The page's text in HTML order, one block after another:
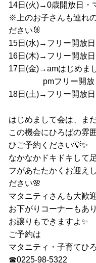
14日(火)→0歳開放日・
※上のお子さんも連れ
ださい🐰
15日(水)→フリー開放日
16日(木)→フリー開放日
17日(金)→amはじめま
pmフリー開放
18日(土)→フリー開放日
はじめまして会は、ま
この機会にひろばの雰
ひご予約ください💡✨
なかなかドキドキして
フがあたたかくお迎え
ださい🌸
マタニティさんも大歓
お下がりコーナーもあ
お譲りもできますよ✨
ご予約は
マタニティ・子育てひ
☎︎0225-98-5322